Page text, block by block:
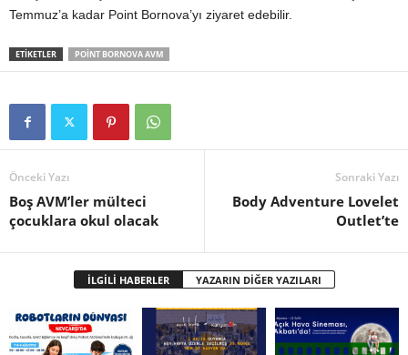
Temmuz’a kadar Point Bornova’yı ziyaret edebilir.
ETİKETLER POINT BORNOVA AVM
Önceki Yazı
Boş AVM’ler mülteci
çocuklara okul olacak
Sonraki Yazı
Body Adventure Lovelet
Outlet’te
İLGİLİ HABERLER YAZARIN DİĞER YAZILARI